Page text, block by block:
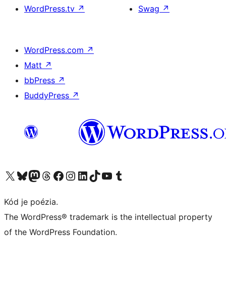
WordPress.tv ↗
Swag ↗
WordPress.com ↗
Matt ↗
bbPress ↗
BuddyPress ↗
Navštívte náš účet na X (predtým Twitter)
Navštívte náš účet na platforme Bluesky
Navštívte náš účet na Mastodone
Navštívte náš účet na platforme Threads
Navštívte našu stránku na Facebooku
Navštívte náš účet Instagram
Navštívte náš účet LinkedIn
Navštívte náš účet na platforme TikTok
Navštívte náš kanál YouTube
Navštívte náš účet na platforme Tumblr
Kód je poézia.
The WordPress® trademark is the intellectual property
of the WordPress Foundation.